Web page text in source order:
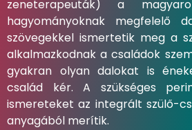
zeneterapeuták) a
hagyományoknak megfelelő
szövegekkel ismertetik meg a
alkalmazkodnak a családok
gyakran olyan dalokat is
család kér. A szükséges
ismereteket az integrált szülő-
anyagából merítik.